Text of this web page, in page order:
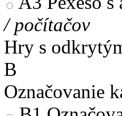
/ počítačov
Hry s
B
Označovanie